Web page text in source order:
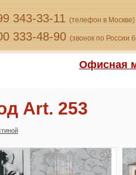
343-33-11 (телефон в Москве)
333-48-90 (звонок по России
Офисная
Art. 253